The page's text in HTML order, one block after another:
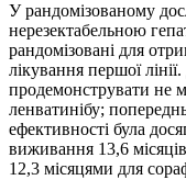
У рандомізованому
нерезектабельною
рандомізовані для
лікування першої
продемонструвати не
ленватинібу;
ефективності була
виживання 13,6
12,3 місяцями для